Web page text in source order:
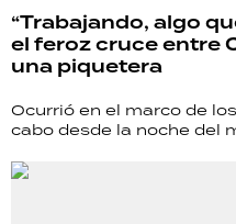
“Trabajando, algo
el feroz cruce entre
una piquetera
Ocurrió en el marco de
cabo desde la noche del